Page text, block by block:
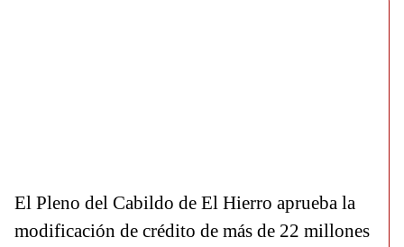
El Pleno del Cabildo de El Hierro aprueba la
modificación de crédito de más de 22 millones